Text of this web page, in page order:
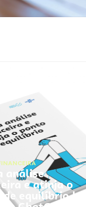
análise
e atinja o
de equilíbrio |